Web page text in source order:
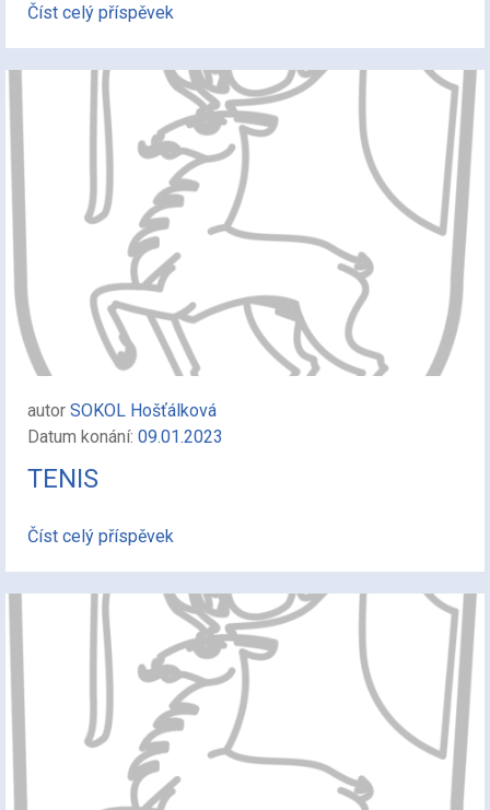
Číst celý příspěvek
autor SOKOL Hošťálková
Datum konání: 09.01.2023
TENIS
Číst celý příspěvek